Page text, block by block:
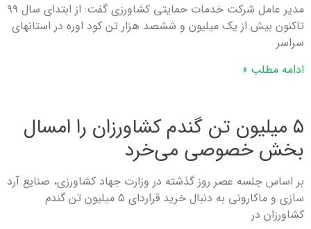
مدیر عامل شرکت خدمات حمایتی کشاورزی گفت: از ابتدای سال ۹۹
تاکنون بیش از یک میلیون و ششصد هزار تن کود اوره در استانهای
سراسر
ادامه مطلب »
۵ میلیون تن گندم کشاورزان را امسال
بخش خصوصی می‌خرد
بر اساس جلسه عصر روز گذشته در وزارت جهاد کشاورزی، صنایع آرد
سازی و ماکارونی به دنبال خرید قراردای ۵ میلیون تن گندم
کشاورزان در